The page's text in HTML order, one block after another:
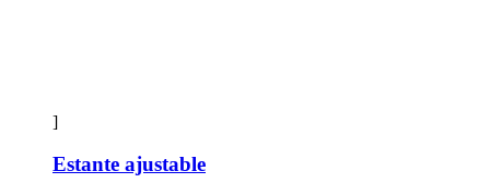
]
Estante ajustable